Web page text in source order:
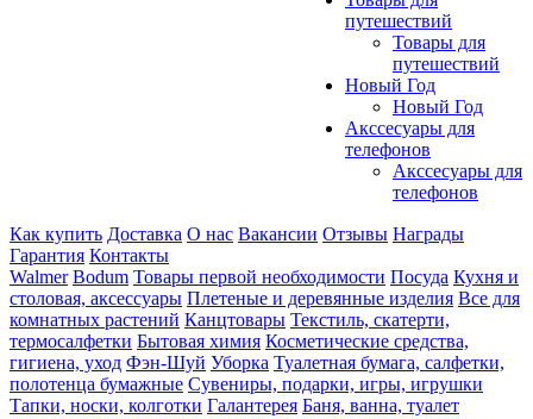
путешествий
Товары для
путешествий
Новый Год
Новый Год
Акссесуары для
телефонов
Акссесуары для
телефонов
Как купить Доставка О нас Вакансии Отзывы Награды
Гарантия Контакты
Walmer Bodum Товары первой необходимости Посуда Кухня и
столовая, аксессуары Плетеные и деревянные изделия Все для
комнатных растений Канцтовары Текстиль, скатерти,
термосалфетки Бытовая химия Косметические средства,
гигиена, уход Фэн-Шуй Уборка Туалетная бумага, салфетки,
полотенца бумажные Сувениры, подарки, игры, игрушки
Тапки, носки, колготки Галантерея Баня, ванна, туалет